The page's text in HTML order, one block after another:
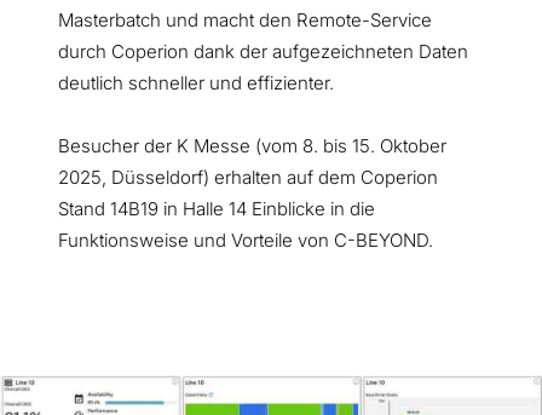
Masterbatch und macht den Remote-Service
durch Coperion dank der aufgezeichneten Daten
deutlich schneller und effizienter.
Besucher der K Messe (vom 8. bis 15. Oktober
2025, Düsseldorf) erhalten auf dem Coperion
Stand 14B19 in Halle 14 Einblicke in die
Funktionsweise und Vorteile von C-BEYOND.